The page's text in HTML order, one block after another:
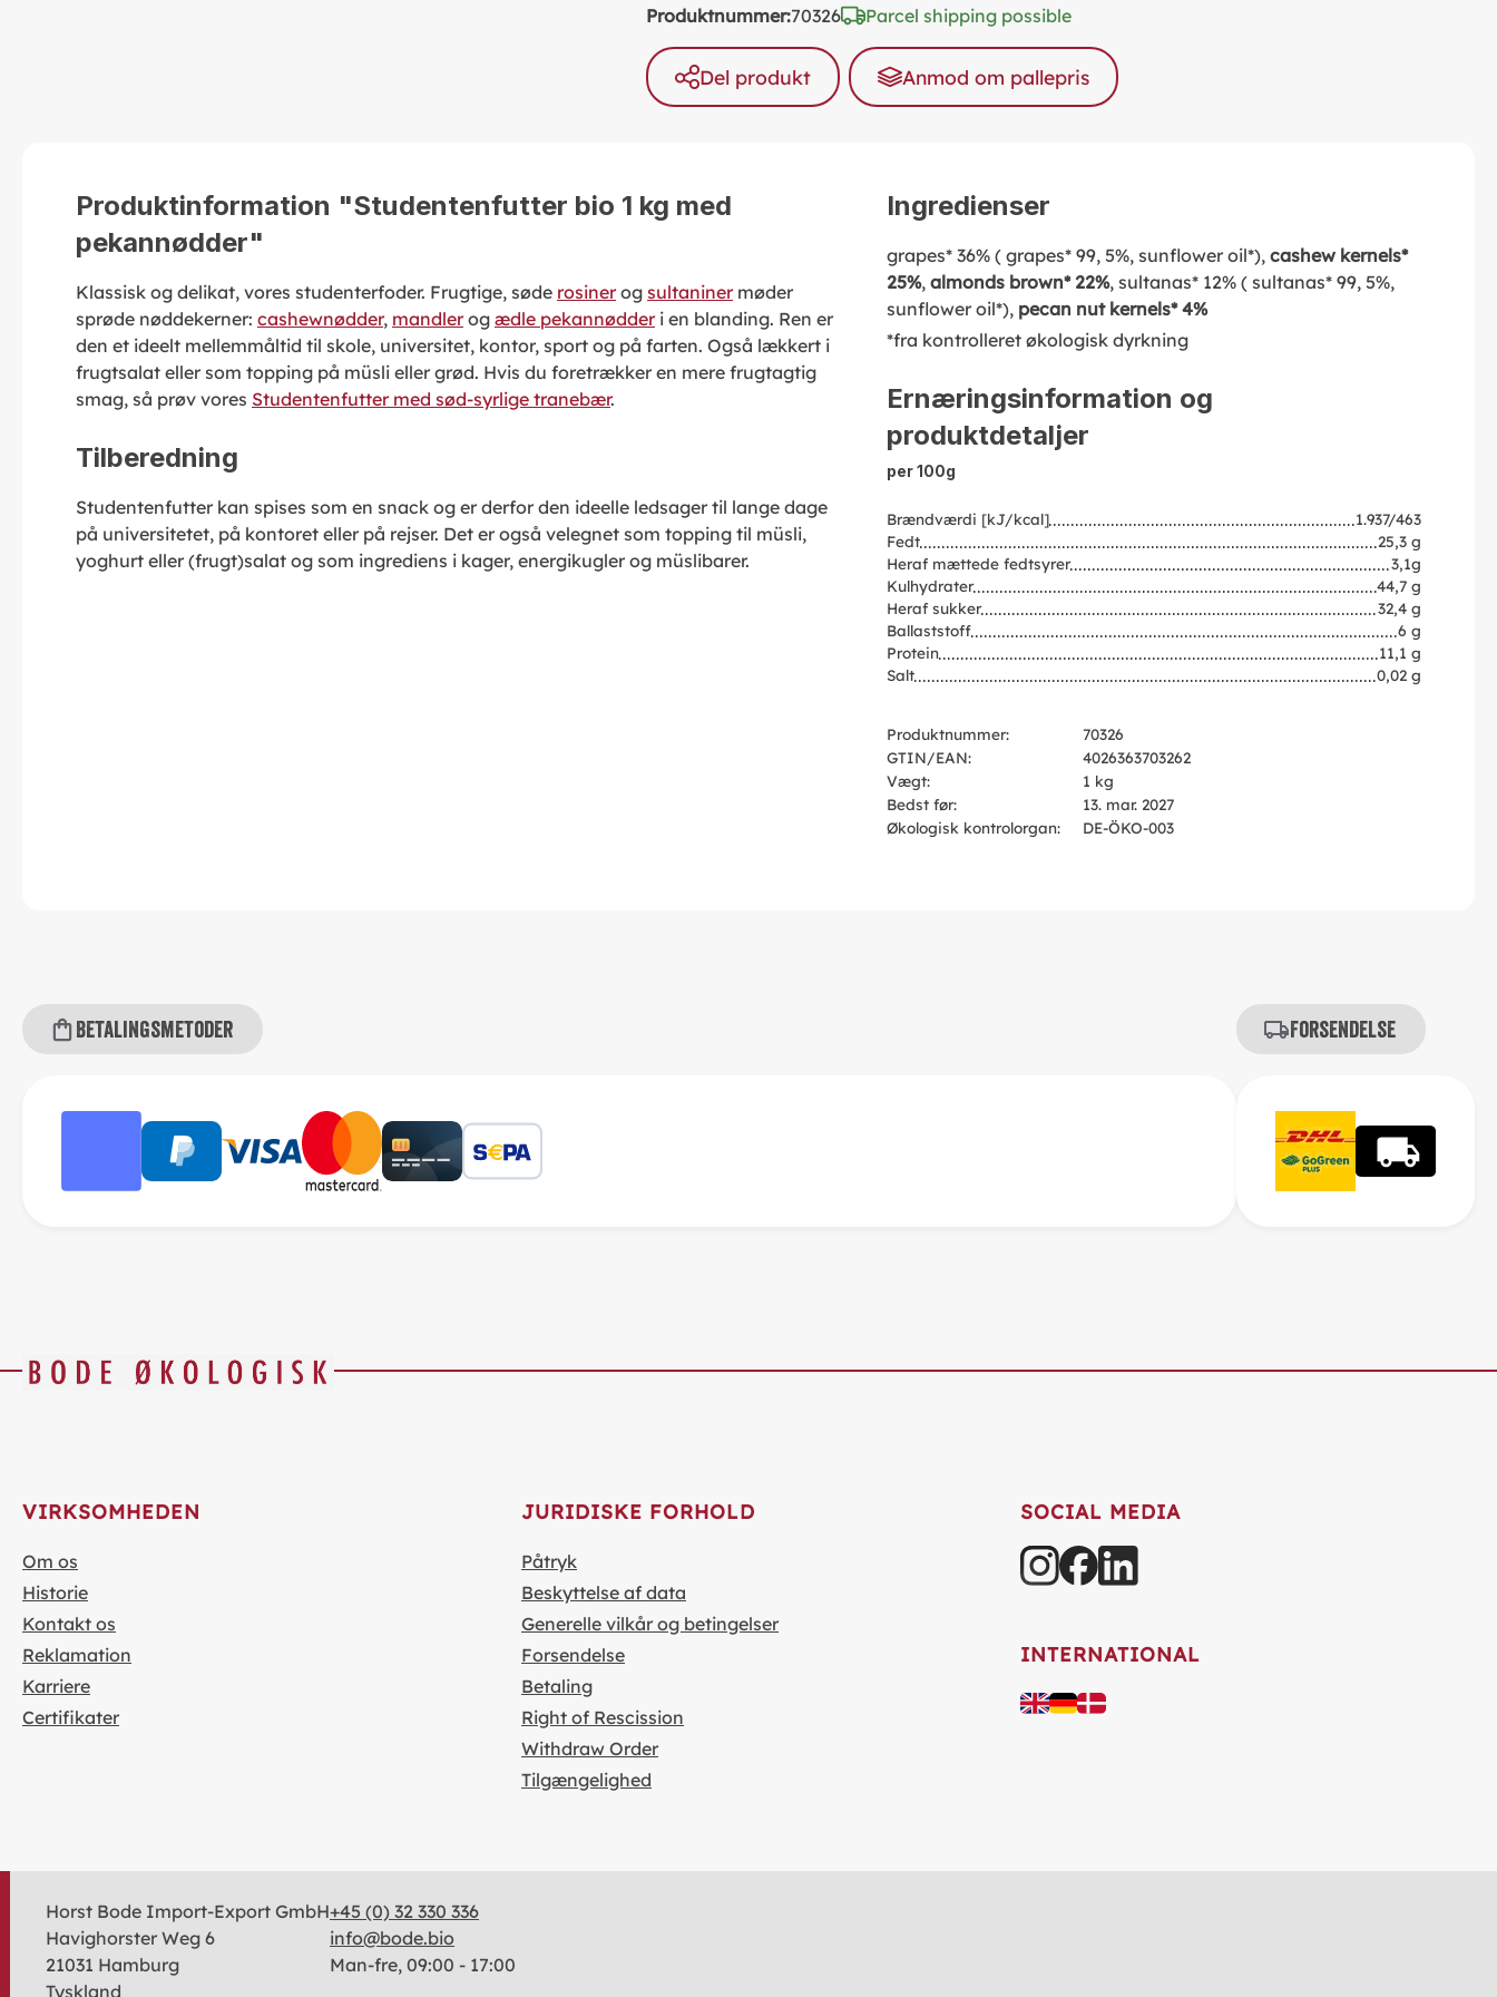
Produktnummer:70326 Parcel shipping possible
Del produkt Anmod om pallepris
Produktinformation "Studentenfutter bio 1 kg med
pekannødder"
Klassisk og delikat, vores studenterfoder. Frugtige, søde rosinerog sultaninermøder
sprøde nøddekerner: cashewnødder, mandlerog ædle pekannødderi en blanding. Ren er
den et ideelt mellemmåltid til skole, universitet, kontor, sport og på farten. Også lækkert i
frugtsalat eller som topping på müsli eller grød. Hvis du foretrækker en mere frugtagtig
smag, så prøv vores Studentenfutter med sød-syrlige tranebær.
Tilberedning
Studentenfutter kan spises som en snack og er derfor den ideelle ledsager til lange dage
på universitetet, på kontoret eller på rejser. Det er også velegnet som topping til müsli,
yoghurt eller (frugt)salat og som ingrediens i kager, energikugler og müslibarer.
Ingredienser
grapes* 36% ( grapes* 99, 5%, sunflower oil*), cashew kernels*
25%, almonds brown* 22%, sultanas* 12% ( sultanas* 99, 5%,
sunflower oil*), pecan nut kernels* 4%
*fra kontrolleret økologisk dyrkning
Ernæringsinformation og
produktdetaljer
per 100g
Brændværdi [kJ/kcal]
1.937/463
Fedt
25,3 g
Heraf mættede fedtsyrer
3,1g
Kulhydrater
44,7 g
Heraf sukker
32,4 g
Ballaststoff
6 g
Protein
11,1 g
Salt
0,02 g
Produktnummer:
70326
GTIN/EAN:
4026363703262
Vægt:
1 kg
Bedst før:
13. mar. 2027
Økologisk kontrolorgan:
DE-ÖKO-003
Betalingsmetoder Forsendelse
VIRKSOMHEDEN
Om os
Historie
Kontakt os
Reklamation
Karriere
Certifikater
JURIDISKE FORHOLD
Påtryk
Beskyttelse af data
Generelle vilkår og betingelser
Forsendelse
Betaling
Right of Rescission
Withdraw Order
Tilgængelighed
SOCIAL MEDIA
INTERNATIONAL
Horst Bode Import-Export GmbH
Havighorster Weg 6
21031 Hamburg
Tyskland
+45 (0) 32 330 336
info@bode.bio
Man-fre, 09:00 - 17:00